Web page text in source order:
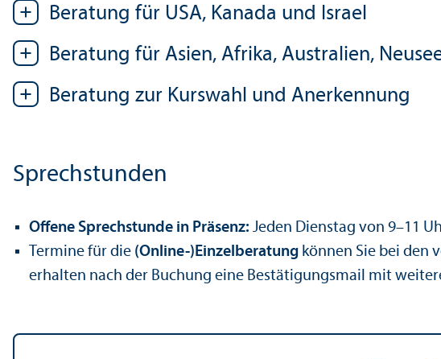
Beratung für USA, Kanada und Israel
Beratung für Asien, Afrika, Australien,
Beratung zur Kurswahl und Anerkennung
Sprechstunden
Offene Sprechstunde in Präsenz: Jeden Dienstag von 9–11
Termine für die (Online-)Einzel­beratung können Sie bei den
erhalten nach der Buchung eine Bestätigungs­mail mit